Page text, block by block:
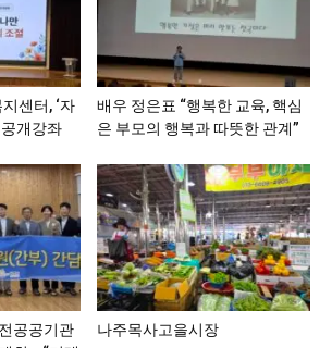
센터, ‘자
개강좌
배우 정은표 “행복한 교육, 핵심
은 부모의 행복과 따뜻한 관계”
공공기관
나주목사고을시장